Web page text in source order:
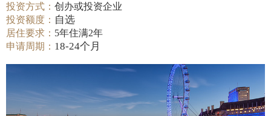
投资方式：创办或投资企业
投资额度： 自选
居住要求： 5年住满2年
申请周期： 18-24个月